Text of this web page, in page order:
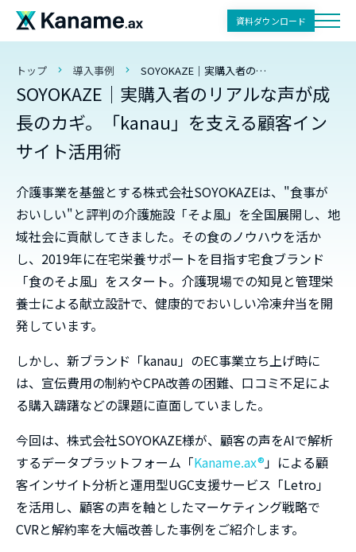
資料ダウンロード
トップ 導入事例 SOYOKAZE｜実購入者のリアルな声が成長のカギ。「kanau」を支える顧客インサイト活用術
SOYOKAZE｜実購入者のリアルな声が成
長のカギ。「kanau」を支える顧客イン
サイト活用術
介護事業を基盤とする株式会社SOYOKAZEは、"食事が
おいしい"と評判の介護施設「そよ風」を全国展開し、地
域社会に貢献してきました。その食のノウハウを活か
し、2019年に在宅栄養サポートを目指す宅食ブランド
「食のそよ風」をスタート。介護現場での知見と管理栄
養士による献立設計で、健康的でおいしい冷凍弁当を開
発しています。
しかし、新ブランド「kanau」のEC事業立ち上げ時に
は、宣伝費用の制約やCPA改善の困難、口コミ不足によ
る購入躊躇などの課題に直面していました。
今回は、株式会社SOYOKAZE様が、顧客の声をAIで解析
するデータプラットフォーム「Kaname.ax®」による顧
客インサイト分析と運用型UGC支援サービス「Letro」
を活用し、顧客の声を軸としたマーケティング戦略で
CVRと解約率を大幅改善した事例をご紹介します。